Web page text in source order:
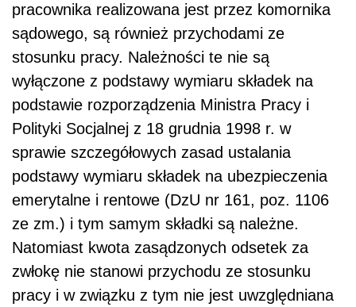
pracownika realizowana jest przez komornika
sądowego, są również przychodami ze
stosunku pracy. Należności te nie są
wyłączone z podstawy wymiaru składek na
podstawie rozporządzenia Ministra Pracy i
Polityki Socjalnej z 18 grudnia 1998 r. w
sprawie szczegółowych zasad ustalania
podstawy wymiaru składek na ubezpieczenia
emerytalne i rentowe (DzU nr 161, poz. 1106
ze zm.) i tym samym składki są należne.
Natomiast kwota zasądzonych odsetek za
zwłokę nie stanowi przychodu ze stosunku
pracy i w związku z tym nie jest uwzględniana